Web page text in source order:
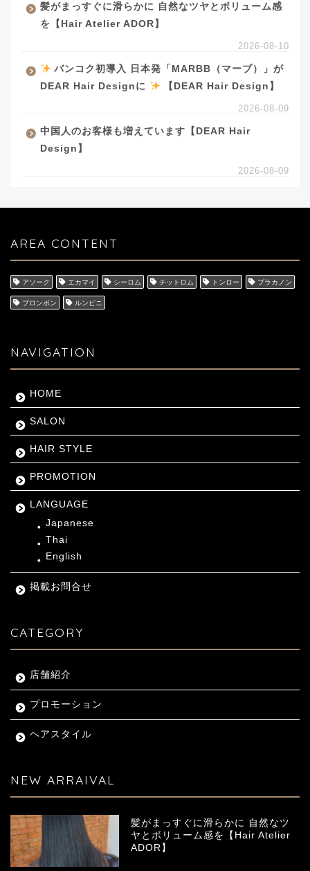
髪がまっすぐに滑らかに 自然なツヤとボリューム感
を【Hair Atelier ADOR】
2026-08-10
バンコク初導入 日本発「MARBB（マーブ）」が
DEAR Hair Designに
【DEAR Hair Design】
2026-08-09
中国人のお客様も増えています【DEAR Hair
Design】
2026-08-09
AREA CONTENT
アソーク エカマイ シーロム チットロム トンロー プラカノン
プロンポン ルンピニ
NAVIGATION
HOME
SALON
HAIR STYLE
PROMOTION
LANGUAGE
Japanese
Thai
English
掲載お問合せ
CATEGORY
店舗紹介
プロモーション
ヘアスタイル
NEW ARRAIVAL
髪がまっすぐに滑らかに 自然なツ
ヤとボリューム感を【Hair Atelier
ADOR】